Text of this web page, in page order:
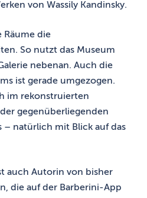
von Wassily Kandinsky.
Räume die
So nutzt das Museum
nebenan. Auch die
ist gerade umgezogen.
im rekonstruierten
gegenüberliegenden
– natürlich mit Blick auf das
auch Autorin von bisher
die auf der Barberini-App